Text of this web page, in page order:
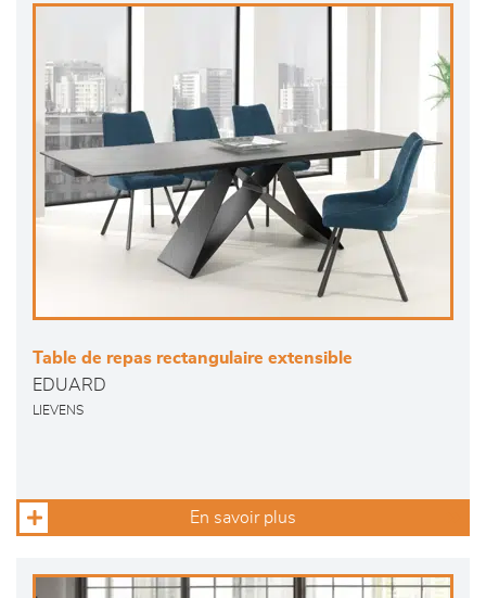
Table de repas rectangulaire extensible
EDUARD
LIEVENS
En savoir plus